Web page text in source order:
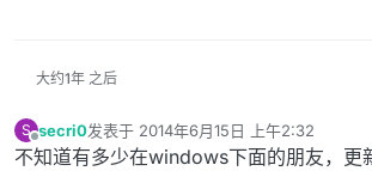
大约1年 之后
S
离线
secri0发表于 2014年6月15日 上午2:32
最后由 编辑
不知道有多少在windows下面的朋友，更